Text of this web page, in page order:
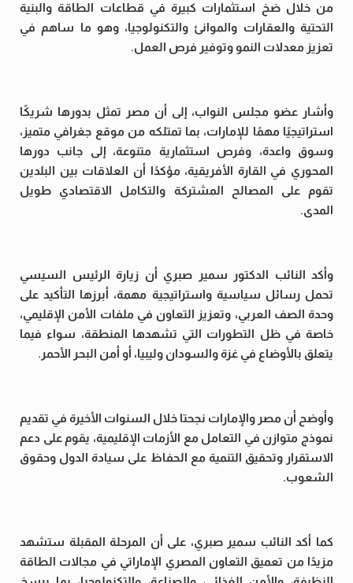
من خلال ضخ استثمارات كبيرة في قطاعات الطاقة والبنية
التحتية والعقارات والموانئ والتكنولوجيا، وهو ما ساهم في
تعزيز معدلات النمو وتوفير فرص العمل.
وأشار عضو مجلس النواب، إلى أن مصر تمثل بدورها شريكًا
استراتيجيًا مهمًا للإمارات، بما تمتلكه من موقع جغرافي متميز،
وسوق واعدة، وفرص استثمارية متنوعة، إلى جانب دورها
المحوري في القارة الأفريقية، مؤكدًا أن العلاقات بين البلدين
تقوم على المصالح المشتركة والتكامل الاقتصادي طويل
المدى.
وأكد النائب الدكتور سمير صبري أن زيارة الرئيس السيسي
تحمل رسائل سياسية واستراتيجية مهمة، أبرزها التأكيد على
وحدة الصف العربي، وتعزيز التعاون في ملفات الأمن الإقليمي،
خاصة في ظل التطورات التي تشهدها المنطقة، سواء فيما
يتعلق بالأوضاع في غزة والسودان وليبيا، أو أمن البحر الأحمر.
وأوضح أن مصر والإمارات نجحتا خلال السنوات الأخيرة في تقديم
نموذج متوازن في التعامل مع الأزمات الإقليمية، يقوم على دعم
الاستقرار وتحقيق التنمية مع الحفاظ على سيادة الدول وحقوق
الشعوب.
كما أكد النائب سمير صبري، على أن المرحلة المقبلة ستشهد
مزيدًا من تعميق التعاون المصري الإماراتي في مجالات الطاقة